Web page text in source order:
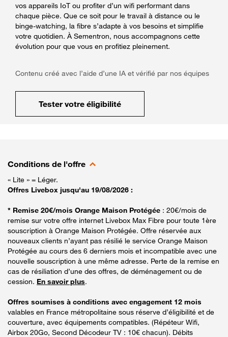
vos appareils IoT ou profiter d’un wifi performant dans
chaque pièce. Que ce soit pour le travail à distance ou le
binge-watching, la fibre s’adapte à vos besoins et simplifie
votre quotidien. À Sementron, nous accompagnons cette
évolution pour que vous en profitiez pleinement.
Contenu créé avec l’aide d’une IA et vérifié par nos équipes
Tester votre éligibilité
Conditions de l'offre
« Lite » = Léger.
Offres Livebox jusqu'au 19/08/2026 :
* Remise 20€/mois Orange Maison Protégée : 20€/mois de
remise sur votre offre internet Livebox Max Fibre pour toute 1ère
souscription à Orange Maison Protégée. Offre réservée aux
nouveaux clients n’ayant pas résilié le service Orange Maison
Protégée au cours des 6 derniers mois et incompatible avec une
nouvelle souscription à une même adresse. Perte de la remise en
cas de résiliation d’une des offres, de déménagement ou de
cession. En savoir plus.
Offres soumises à conditions avec engagement 12 mois
valables en France métropolitaine sous réserve d’éligibilité et de
couverture, avec équipements compatibles. (Répéteur Wifi,
Airbox 20Go, Second Décodeur TV : 10€ chacun). Débits